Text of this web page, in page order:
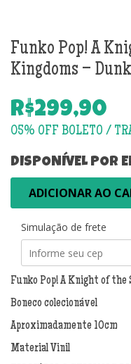
Funko Pop! A
Kingdoms –
R$299,90
DISPONÍVEL POR
Pop!
Knight
the
Seven
-
Dunk
1901
quantidade
ADICIONAR AO
Simulação de frete
Funko Pop! A Knight of the
Boneco colecionável
Aproximadamente 10cm
Material Vinil